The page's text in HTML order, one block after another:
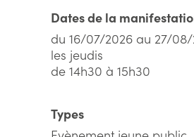
Dates de la
du 16/07/2026 au 27/
les jeudis
de 14h30 à 15h30
Types